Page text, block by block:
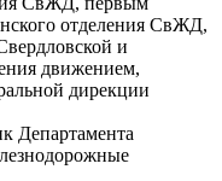
отделения СвЖД,
и
движением,
дирекции
Департамента